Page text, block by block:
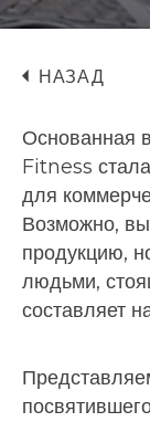
НАЗАД
Основанная
Fitness
для
Возможно,
продукцию,
людьми,
составляет